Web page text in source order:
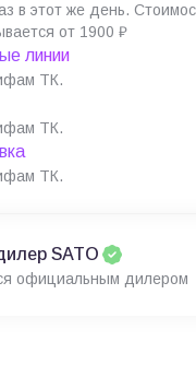
в этот же день.
от 1900 ₽
линии
ТК.
ТК.
ТК.
SATO
официальным дилером